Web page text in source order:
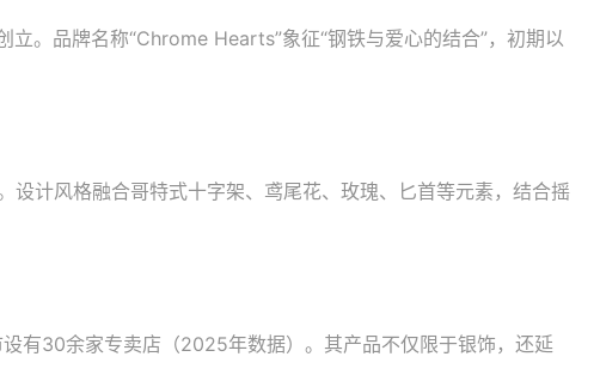
。品牌名称“Chrome Hearts”象征“钢铁与爱心的结合”，初期以
设计风格融合哥特式十字架、鸢尾花、玫瑰、匕首等元素，结合摇
有30余家专卖店（2025年数据）。其产品不仅限于银饰，还延